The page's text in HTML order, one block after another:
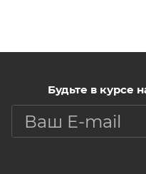
вдоль текстуры кожи.
Будьте в курсе